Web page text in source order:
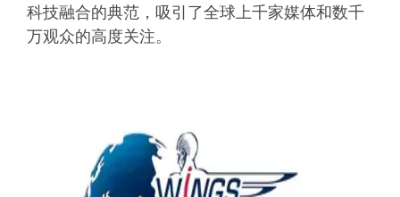
科技融合的典范，吸引了全球上千家媒体和数千
万观众的高度关注。